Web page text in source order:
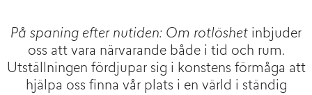
På spaning efter nutiden: Om rotlöshet inbjuder
oss att vara närvarande både i tid och rum.
Utställningen fördjupar sig i konstens förmåga att
hjälpa oss finna vår plats i en värld i ständig